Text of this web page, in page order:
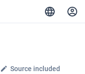
Source included